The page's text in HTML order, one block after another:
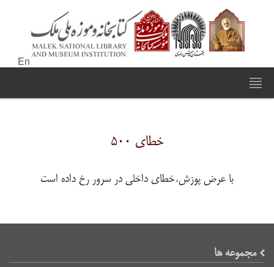
En
خطای ۵۰۰
با عرض پوزش،خطای داخلی در سرور رخ داده است
مجموعه ها